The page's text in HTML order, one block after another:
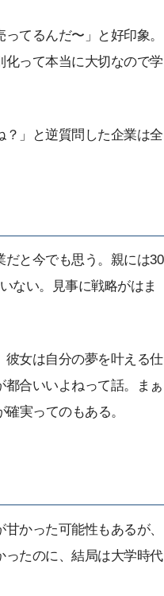
てるんだ〜」と好印象。
って本当に大切なので学
」と逆質問した企業は全
と今でも思う。親には30
ない。見事に戦略がはま
彼女は自分の夢を叶える仕
合いいよねって話。まぁ
実ってのもある。
かった可能性もあるが、
たのに、結局は大学時代